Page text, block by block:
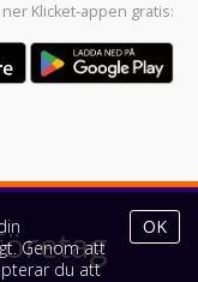
ner Klicket-appen gratis:
Genom att
du att
OK